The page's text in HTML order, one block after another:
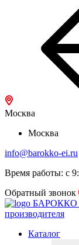
Москва
Москва
info@barokko-ei.ru
Время работы: с
Обратный звонок
БАРОККО
производителя
Каталог